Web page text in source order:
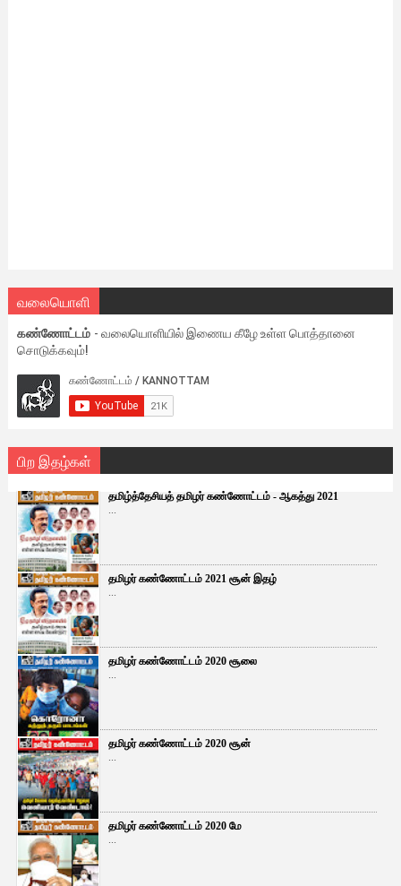
வலையொளி
கண்ணோட்டம் - வலையொளியில் இணைய கீழே உள்ள பொத்தானை
சொடுக்கவும்!
பிற இதழ்கள்
தமிழ்த்தேசியத் தமிழர் கண்ணோட்டம் - ஆகத்து 2021
...
தமிழர் கண்ணோட்டம் 2021 சூன் இதழ்
...
தமிழர் கண்ணோட்டம் 2020 சூலை
...
தமிழர் கண்ணோட்டம் 2020 சூன்
...
தமிழர் கண்ணோட்டம் 2020 மே
...